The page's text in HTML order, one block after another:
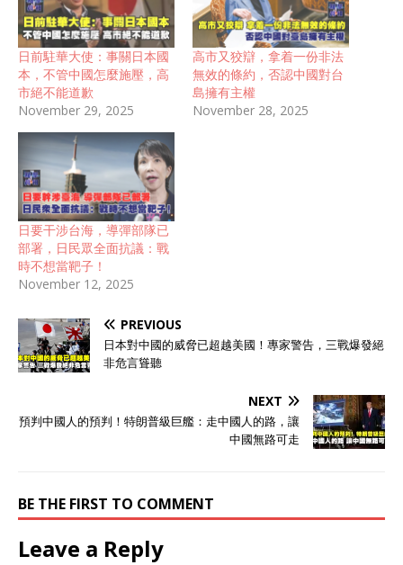
日前駐華大使：事關日本國
本，不管中國怎麼施壓，高
市絕不能道歉
November 29, 2025
高市又狡辯，拿着一份非法
無效的條約，否認中國對台
島擁有主權
November 28, 2025
日要干涉台海，導彈部隊已
部署，日民眾全面抗議：戰
時不想當靶子！
November 12, 2025
PREVIOUS
日本對中國的威脅已超越美國！專家警告，三戰爆發絕
非危言聳聽
NEXT
預判中國人的預判！特朗普級巨艦：走中國人的路，讓
中國無路可走
BE THE FIRST TO COMMENT
Leave a Reply